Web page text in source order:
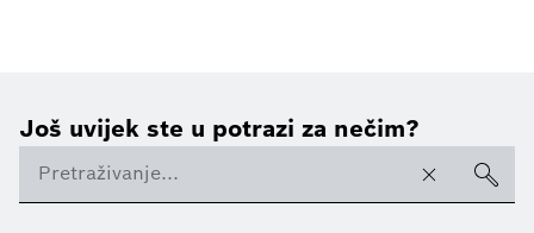
Još uvijek ste u potrazi za nečim?